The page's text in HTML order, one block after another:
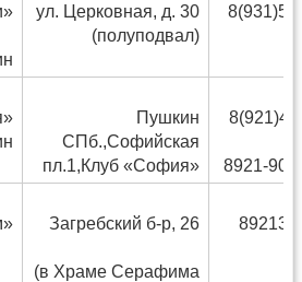
ул. Церковная, д. 30
(полуподвал)
Пушкин
СПб.,Софийская
пл.1,Клуб «София»
8921-
Загребский б-р, 26
(в Храме Серафима